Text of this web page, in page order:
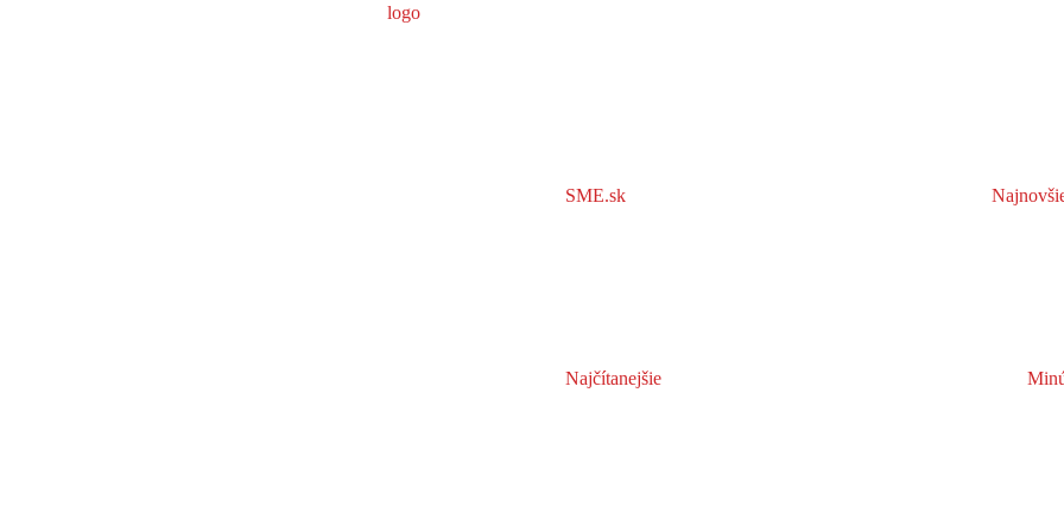
SME.sk
Najčítanejšie